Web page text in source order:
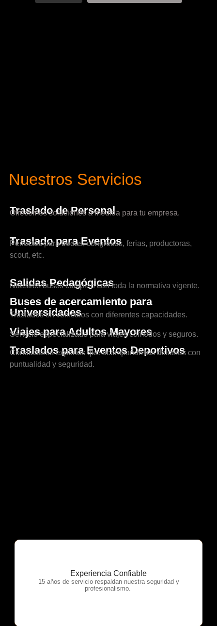
Nuestros Servicios
Traslado de Personal
Ofrecemos soluciones a medida para tu empresa.
Traslado para Eventos
Perfectos para bodas, congresos, ferias, productoras,
scout, etc.
Salidas Pedagógicas
Nuestros buses cumplen con toda la normativa vigente.
Buses de acercamiento para
Universidades
Traslados en vehículos con diferentes capacidades.
Viajes para Adultos Mayores
Servicio especializado para viajes cómodos y seguros.
Traslados para Eventos Deportivos
Conductores expertos que acompañan tus desafíos con
puntualidad y seguridad.
Experiencia Confiable
15 años de servicio respaldan nuestra seguridad y
profesionalismo.
OTP Servicios